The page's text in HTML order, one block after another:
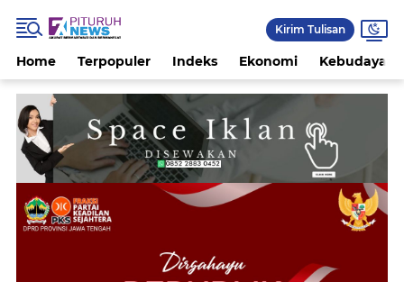
Kirim Tulisan
Home Terpopuler Indeks Ekonomi Kebudayaan